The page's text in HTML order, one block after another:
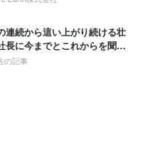
連続から這い上がり続ける壮
長に今までとこれからを聞い
の記事